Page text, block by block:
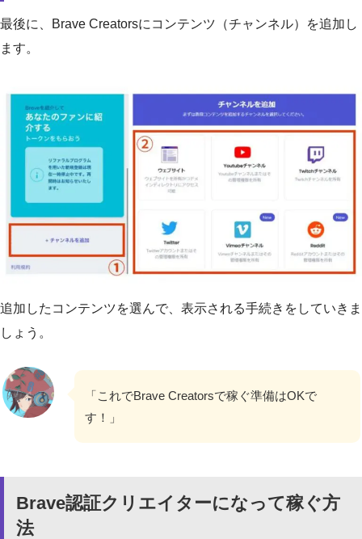
最後に、Brave Creatorsにコンテンツ（チャンネル）を追加し
ます。
追加したコンテンツを選んで、表示される手続きをしていきま
しょう。
「これでBrave Creatorsで稼ぐ準備はOKで
す！」
Brave認証クリエイターになって稼ぐ方
法